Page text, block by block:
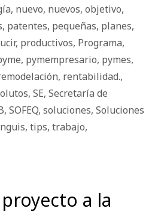
, nuevo, nuevos, objetivo,
, patentes, pequeñas, planes,
, productivos, Programa,
, pymempresario, pymes,
, rentabilidad.,
, SE, Secretaría de
, SOFEQ, soluciones, Soluciones
, tips, trabajo,
a la